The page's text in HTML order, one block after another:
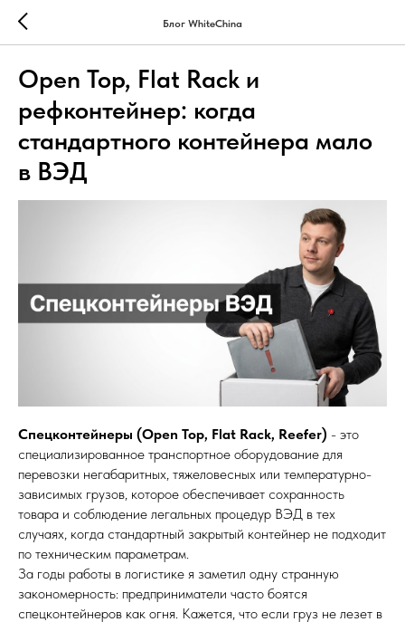
Блог WhiteChina
Open Top, Flat Rack и
рефконтейнер: когда
стандартного контейнера мало
в ВЭД
Спецконтейнеры (Open Top, Flat Rack, Reefer) - это
специализированное транспортное оборудование для
перевозки негабаритных, тяжеловесных или температурно-
зависимых грузов, которое обеспечивает сохранность
товара и соблюдение легальных процедур ВЭД в тех
случаях, когда стандартный закрытый контейнер не подходит
по техническим параметрам.
За годы работы в логистике я заметил одну странную
закономерность: предприниматели часто боятся
спецконтейнеров как огня. Кажется, что если груз не лезет в